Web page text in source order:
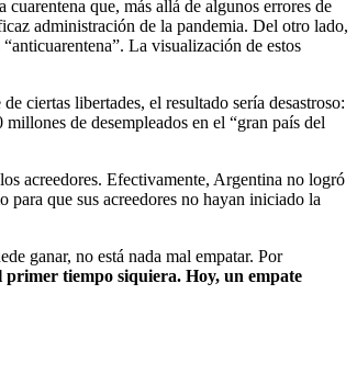
que, más allá de algunos errores de
administración de la pandemia. Del otro lado,
La visualización de estos
ciertas libertades, el resultado sería desastroso:
de desempleados en el “gran país del
acreedores. Efectivamente, Argentina no logró
que sus acreedores no hayan iniciado la
ganar, no está nada mal empatar. Por
tiempo siquiera. Hoy, un empate